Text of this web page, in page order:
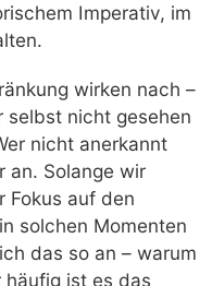
Imperativ, im
wirken nach –
selbst nicht gesehen
nicht anerkannt
an. Solange wir
Fokus auf den
solchen Momenten
das so an – warum
häufig ist es das